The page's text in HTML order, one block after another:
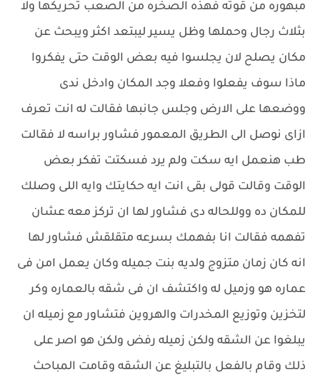
مبهوره من قوته فهذه الصخره من الصعب تحريكها ولا
بثلاث رجال وحملها وظل يسير ليبتعد اكثر ويبحث عن
مكان يصلح لان يجلسوا فيه بعض الوقت حتى يفكروا
ماذا سوف يفعلوا وفعلا وجد المكان وادخل ندى
ووضعها على الارض وجلس جانبها فقالت له انت تعرف
ازاى نوصل الى الطريق المعمور فشاور براسه لا فقالت
طب هنعمل ايه سكت ولم يرد فسكتت تفكر بعض
الوقت وقالت قولى بقى انت ايه حكايتك وايه اللى وصلك
للمكان ده ووللحاله دى فشاور لها ان تركز معه عشان
تفهمه فقالت انا بفهمك بسرعه متقلقش فشاور لها
انه كان زمان متزوج ولديه بنت جميله وكان يعمل امن فى
عماره هو وزميل له واكتشف ان فى شقه بالعماره وكر
لتخزين وتوزيع المخدرات والهروين فتشاور مع زميله ان
يبلغوا عن الشقه ولكن زميله رفض ولكن هو اصر على
ذلك وقام بالفعل بالتبليغ عن الشقه وقامت المباحث